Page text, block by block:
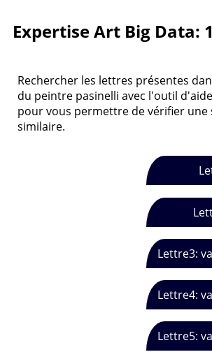
Expertise Art Big Data:
Rechercher les lettres présentes
du peintre pasinelli avec l'outil
pour vous permettre de vérifier une
similaire.
Lettre3:
Lettre4:
Lettre5: